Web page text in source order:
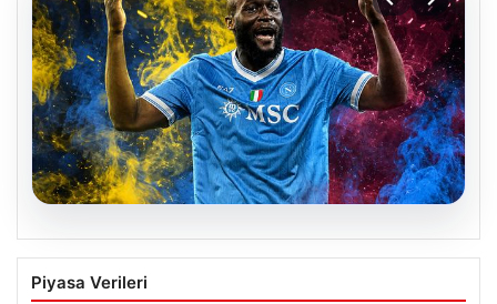
07.08.2026
Fenerbahçe istemişti, Trabzonspor
Lukaku’yu da alıyor!
Piyasa Verileri